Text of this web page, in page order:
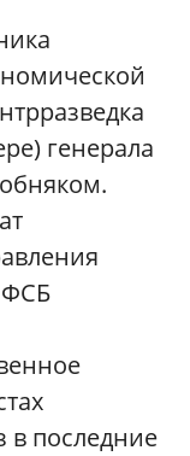
генерала
ФСБ
в последние